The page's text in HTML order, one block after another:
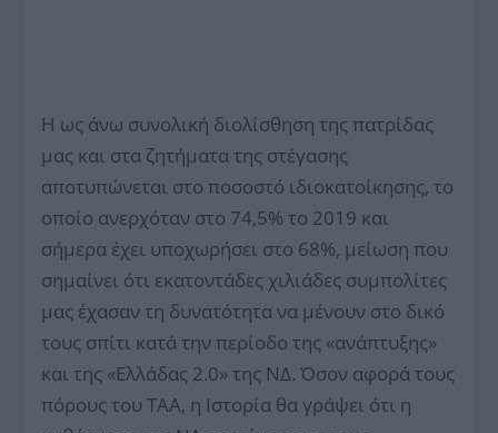
Η ως άνω συνολική διολίσθηση της πατρίδας
μας και στα ζητήματα της στέγασης
αποτυπώνεται στο ποσοστό ιδιοκατοίκησης, το
οποίο ανερχόταν στο 74,5% το 2019 και
σήμερα έχει υποχωρήσει στο 68%, μείωση που
σημαίνει ότι εκατοντάδες χιλιάδες συμπολίτες
μας έχασαν τη δυνατότητα να μένουν στο δικό
τους σπίτι κατά την περίοδο της «ανάπτυξης»
και της «Ελλάδας 2.0» της ΝΔ. Όσον αφορά τους
πόρους του ΤΑΑ, η Ιστορία θα γράψει ότι η